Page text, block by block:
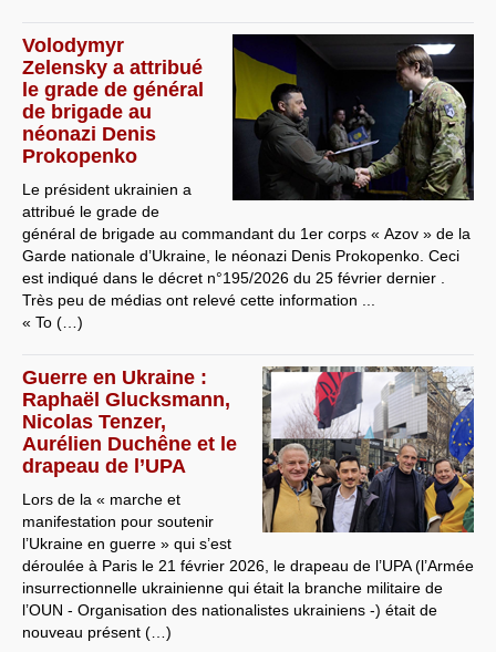
Volodymyr
Zelensky a attribué
le grade de général
de brigade au
néonazi Denis
Prokopenko
Le président ukrainien a
attribué le grade de
général de brigade au commandant du 1er corps « Azov » de la
Garde nationale d’Ukraine, le néonazi Denis Prokopenko. Ceci
est indiqué dans le décret n°195/2026 du 25 février dernier .
Très peu de médias ont relevé cette information ...
« To (…)
Guerre en Ukraine :
Raphaël Glucksmann,
Nicolas Tenzer,
Aurélien Duchêne et le
drapeau de l’UPA
Lors de la « marche et
manifestation pour soutenir
l’Ukraine en guerre » qui s’est
déroulée à Paris le 21 février 2026, le drapeau de l’UPA (l’Armée
insurrectionnelle ukrainienne qui était la branche militaire de
l’OUN - Organisation des nationalistes ukrainiens -) était de
nouveau présent (…)